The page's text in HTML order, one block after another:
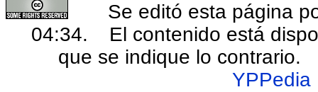
Se editó esta página
04:34.
El contenido está
que se indique lo contrario.
YPPedia